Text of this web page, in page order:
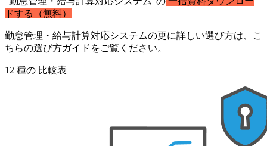
ドする（無料）
勤怠管理・給与計算対応システムの更に詳しい選び方は、こ
ちらの選び方ガイドをご覧ください。
12 種の 比較表